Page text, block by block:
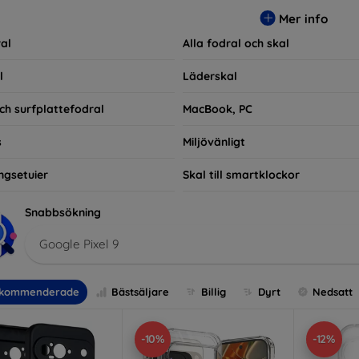
praktiska utan också moderiktiga, vilket gör dem till en
som bara vill skydda sin investering, vi finns här för dig.
Mer info
Alla fodral och skal
Läderskal
surfplattefodral MacBook, PC
Miljövänligt
Skal till smartklockor
Snabbsökning
Google Pixel 9
Bästsäljare Billig Dyrt Nedsatt
-10% -12%